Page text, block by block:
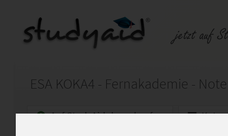
Auf StudyAid.de verkaufen